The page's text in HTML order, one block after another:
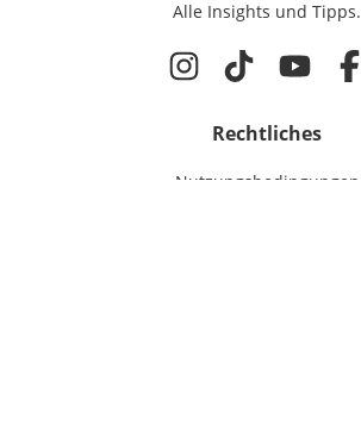
Alle Insights und Tipps.
Rechtliches
Nutzungsbedingungen